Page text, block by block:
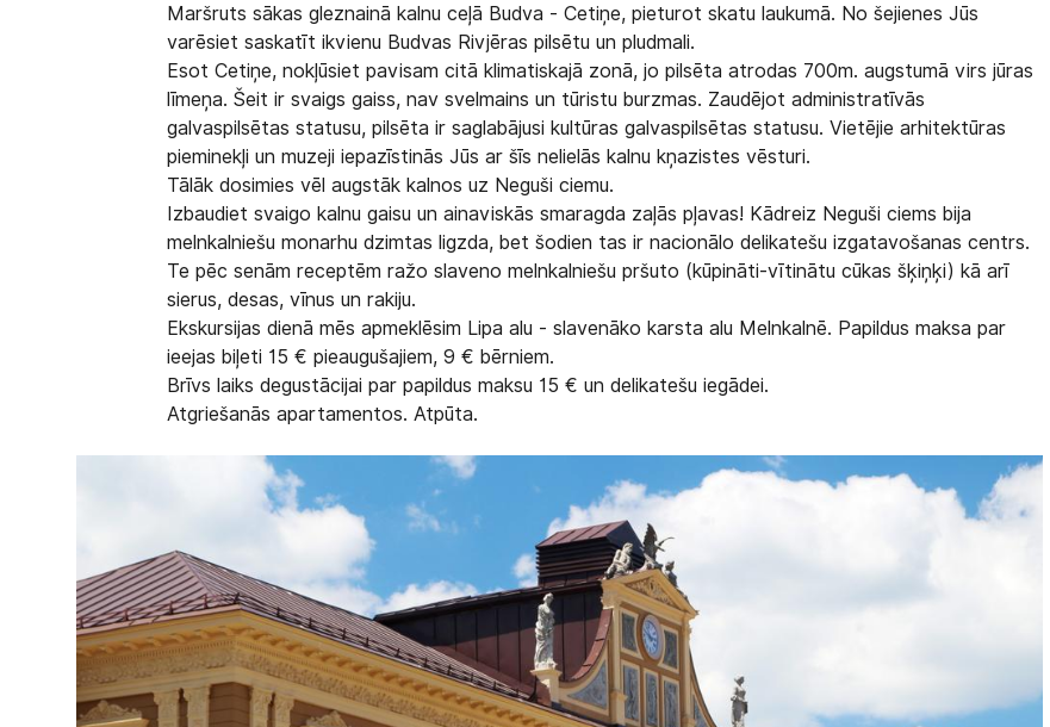
Maršruts sākas gleznainā kalnu ceļā Budva - Cetiņe, pieturot skatu laukumā. No šejienes Jūs
varēsiet saskatīt ikvienu Budvas Rivjēras pilsētu un pludmali.
Esot Cetiņe, nokļūsiet pavisam citā klimatiskajā zonā, jo pilsēta atrodas 700m. augstumā virs jūras
līmeņa. Šeit ir svaigs gaiss, nav svelmains un tūristu burzmas. Zaudējot administratīvās
galvaspilsētas statusu, pilsēta ir saglabājusi kultūras galvaspilsētas statusu. Vietējie arhitektūras
pieminekļi un muzeji iepazīstinās Jūs ar šīs nelielās kalnu kņazistes vēsturi.
Tālāk dosimies vēl augstāk kalnos uz Neguši ciemu.
Izbaudiet svaigo kalnu gaisu un ainaviskās smaragda zaļās pļavas! Kādreiz Neguši ciems bija
melnkalniešu monarhu dzimtas ligzda, bet šodien tas ir nacionālo delikatešu izgatavošanas centrs.
Te pēc senām receptēm ražo slaveno melnkalniešu pršuto (kūpināti-vītinātu cūkas šķiņķi) kā arī
sierus, desas, vīnus un rakiju.
Ekskursijas dienā mēs apmeklēsim Lipa alu - slavenāko karsta alu Melnkalnē. Papildus maksa par
ieejas biļeti 15 € pieaugušajiem, 9 € bērniem.
Brīvs laiks degustācijai par papildus maksu 15 € un delikatešu iegādei.
Atgriešanās apartamentos. Atpūta.